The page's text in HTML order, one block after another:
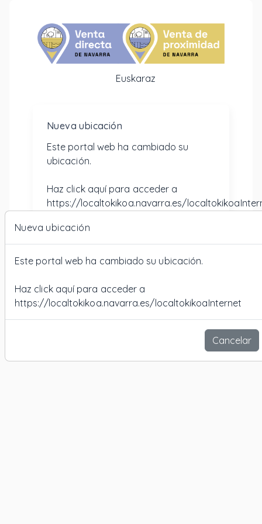
Euskaraz
Nueva ubicación
Este portal web ha cambiado su
ubicación.
Haz click aquí para acceder a
https://localtokikoa.navarra.es/
Nueva ubicación
Este portal web ha cambiado su ubicación.
Haz click aquí para acceder a
https://localtokikoa.navarra.es/localtokikoaInternet
Cancelar